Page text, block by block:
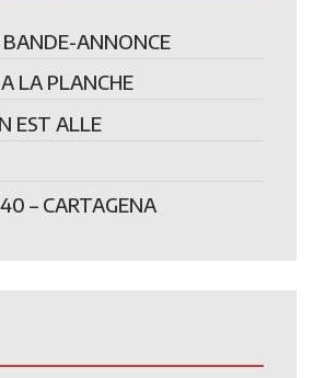
BANDE-ANNONCE
LA PLANCHE
EST ALLE
– CARTAGENA